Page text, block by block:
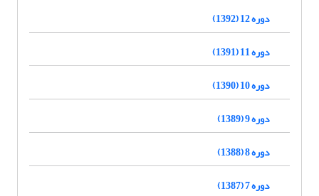
دوره 12 (1392)
دوره 11 (1391)
دوره 10 (1390)
دوره 9 (1389)
دوره 8 (1388)
دوره 7 (1387)